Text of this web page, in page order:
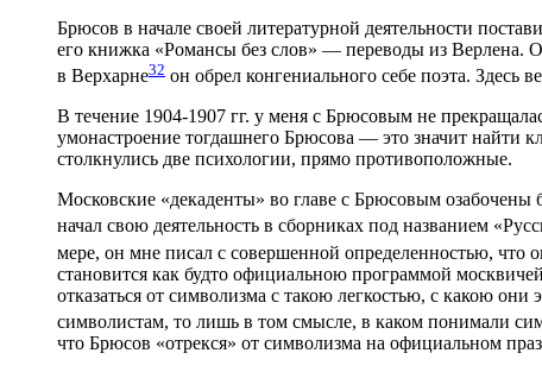
Брюсов в начале своей литературной деятельности
его книжка «Романсы без слов» — переводы из Верлена.
в Верхарне32 он обрел конгениального себе поэта. Здесь
В течение 1904-1907 гг. у меня с Брюсовым не
умонастроение тогдашнего Брюсова — это значит
столкнулись две психологии, прямо противоположные.
Московские «декаденты» во главе с Брюсовым
начал свою деятельность в сборниках под названием
мере, он мне писал с совершенной определенностью, что
становится как будто официальною программой
отказаться от символизма с такою легкостью, с какою
символистам, то лишь в том смысле, в каком понимали
что Брюсов «отрекся» от символизма на официальном